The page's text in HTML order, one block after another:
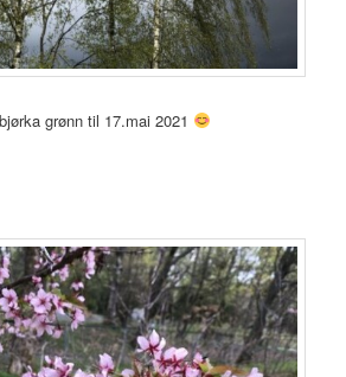
grønn til 17.mai 2021